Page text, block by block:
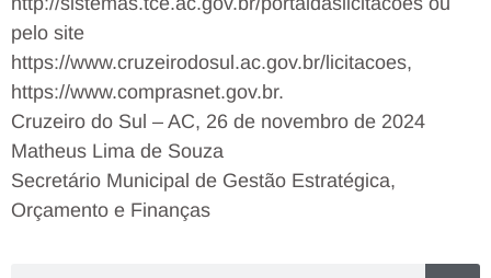
pelo site
https://www.cruzeirodosul.ac.gov.br/licitacoes,
https://www.comprasnet.gov.br.
Cruzeiro do Sul – AC, 26 de novembro de 2024
Matheus Lima de Souza
Secretário Municipal de Gestão Estratégica,
Orçamento e Finanças